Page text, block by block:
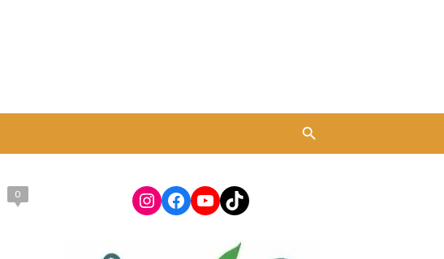
0 Instagram
Facebook
YouTube
TikTok